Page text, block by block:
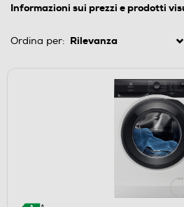
Informazioni sui prezzi e prodotti
Ordina per: